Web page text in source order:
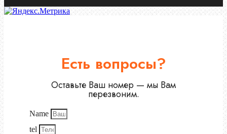
Есть вопросы?
Оставьте Ваш номер — мы Вам
перезвоним.
Name
tel